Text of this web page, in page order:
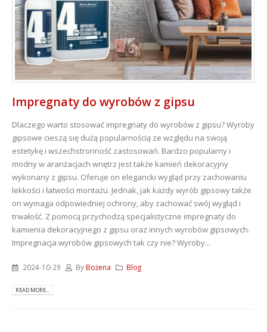
Impregnaty do wyrobów z gipsu
Dlaczego warto stosować impregnaty do wyrobów z gipsu? Wyroby
gipsowe cieszą się dużą popularnością ze względu na swoją
estetykę i wszechstronność zastosowań. Bardzo popularny i
modny w aranżacjach wnętrz jest także kamień dekoracyjny
wykonany z gipsu. Oferuje on elegancki wygląd przy zachowaniu
lekkości i łatwości montażu. Jednak, jak każdy wyrób gipsowy także
on wymaga odpowiedniej ochrony, aby zachować swój wygląd i
trwałość. Z pomocą przychodzą specjalistyczne impregnaty do
kamienia dekoracyjnego z gipsu oraz innych wyrobów gipsowych.
Impregnacja wyrobów gipsowych tak czy nie? Wyroby...
2024-10-29 By Bożena Blog
READ MORE...